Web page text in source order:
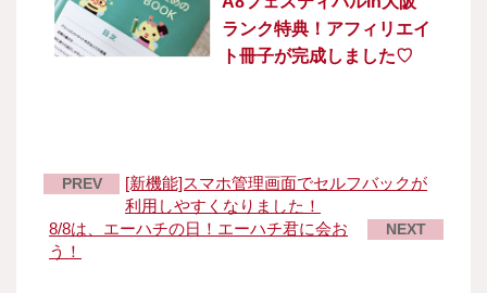
ランク特典！アフィリエイ
ト冊子が完成しました♡
PREV
[新機能]スマホ管理画面でセルフバックが
利用しやすくなりました！
8/8は、エーハチの日！エーハチ君に会お
う！
NEXT